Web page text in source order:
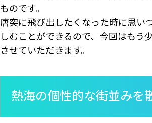
ものです。
唐突に飛び出したくなった時に思い
しむことができるので、今回はもう
させていただきます。
熱海の個性的な街並みを